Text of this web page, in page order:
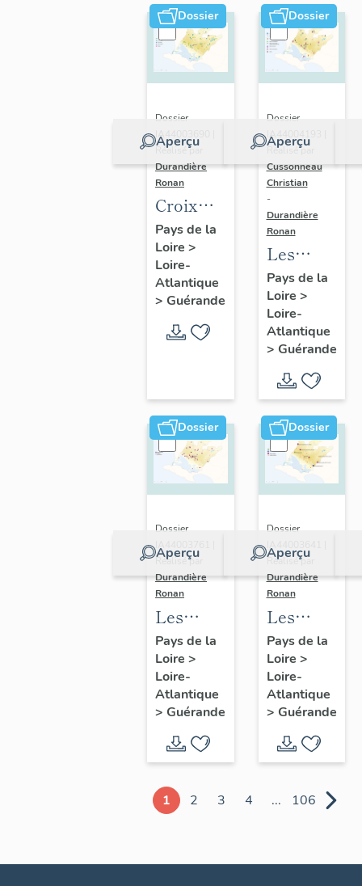
Dossier
Aperçu
Dossier
IA44003690 |
Réalisé par
Durandière
Ronan
Croix
monumentales,
croix de
chemin,
calvaires
oratoires
Pays de la
Loire >
Loire-
Atlantique
> Guérande
Dossier
Aperçu
Dossier
IA44004193 |
Réalisé par
Cussonneau
Christian
-
Durandière
Ronan
Les
moulins
de
Guérande
Pays de la
Loire >
Loire-
Atlantique
> Guérande
Dossier
Aperçu
Dossier
IA44003761 |
Réalisé par
Durandière
Ronan
Les
châteaux
et
manoirs
de
Guérande
Pays de la
Loire >
Loire-
Atlantique
> Guérande
Dossier
Aperçu
Dossier
IA44003641 |
Réalisé par
Durandière
Ronan
Les
blockhaus
de
Guérande
Pays de la
Loire >
Loire-
Atlantique
> Guérande
1 2 3 4 ... 106